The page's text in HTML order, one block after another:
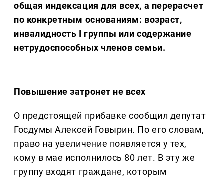
общая индексация для всех, а перерасчет
по конкретным основаниям: возраст,
инвалидность I группы или содержание
нетрудоспособных членов семьи.
Повышение затронет не всех
О предстоящей прибавке сообщил депутат
Госдумы Алексей Говырин. По его словам,
право на увеличение появляется у тех,
кому в мае исполнилось 80 лет. В эту же
группу входят граждане, которым